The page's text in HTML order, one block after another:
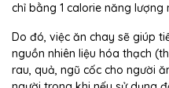
chỉ bằng 1 calorie năng lượng
Do đó, việc ăn chay sẽ giúp
nguồn nhiên liệu hóa thạch
rau, quả, ngũ cốc cho người